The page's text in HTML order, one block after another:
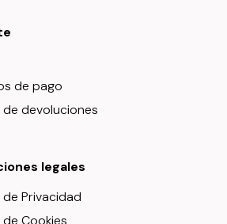
de pago
de devoluciones
legales
Privacidad